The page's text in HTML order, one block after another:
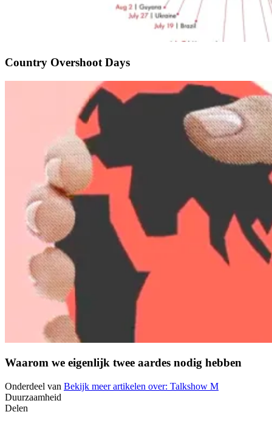
Country Overshoot Days
Waarom we eigenlijk twee aardes nodig hebben
Onderdeel van Bekijk meer artikelen over: Talkshow M
Duurzaamheid
Delen